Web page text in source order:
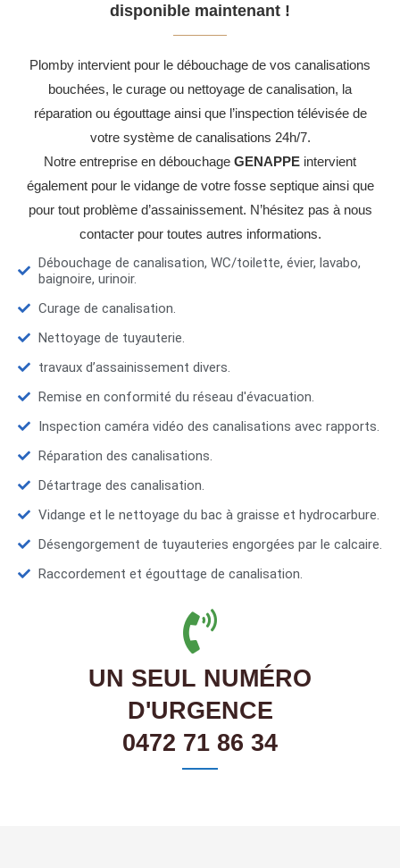
disponible maintenant !
Plomby intervient pour le débouchage de vos canalisations
bouchées, le curage ou nettoyage de canalisation, la
réparation ou égouttage ainsi que l’inspection télévisée de
votre système de canalisations 24h/7.
Notre entreprise en débouchage GENAPPE intervient
également pour le vidange de votre fosse septique ainsi que
pour tout problème d’assainissement. N’hésitez pas à nous
contacter pour toutes autres informations.
Débouchage de canalisation, WC/toilette, évier, lavabo,
baignoire, urinoir.
Curage de canalisation.
Nettoyage de tuyauterie.
travaux d’assainissement divers.
Remise en conformité du réseau d'évacuation.
Inspection caméra vidéo des canalisations avec rapports.
Réparation des canalisations.
Détartrage des canalisation.
Vidange et le nettoyage du bac à graisse et hydrocarbure.
Désengorgement de tuyauteries engorgées par le calcaire.
Raccordement et égouttage de canalisation.
UN SEUL NUMÉRO
D'URGENCE
0472 71 86 34